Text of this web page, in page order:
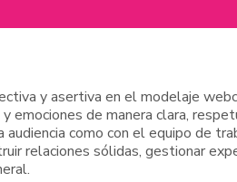
y asertiva en el modelaje
emociones de manera clara,
audiencia como con el equipo de
relaciones sólidas, gestionar